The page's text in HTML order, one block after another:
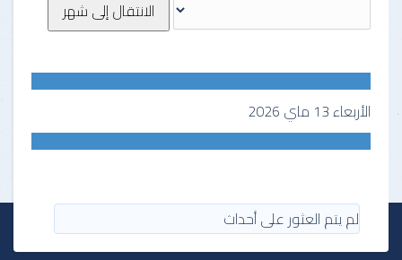
الانتقال إلى شهر
الأربعاء 13 ماي 2026
لم يتم العثور على أحداث